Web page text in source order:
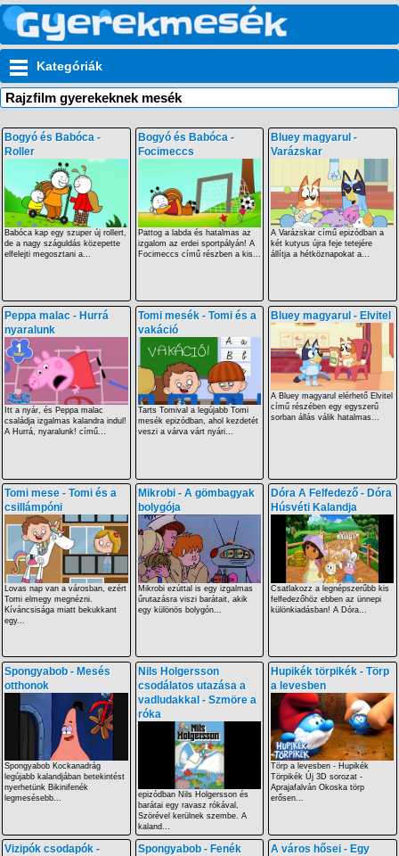
Kategóriák
Rajzfilm gyerekeknek mesék
Bogyó és Babóca -
Roller
Babóca kap egy szuper új rollert,
de a nagy száguldás közepette
elfelejti megosztani a...
Bogyó és Babóca -
Focimeccs
Pattog a labda és hatalmas az
izgalom az erdei sportpályán! A
Focimeccs című részben a kis...
Bluey magyarul -
Varázskar
A Varázskar című epizódban a
két kutyus újra feje tetejére
állítja a hétköznapokat a...
Peppa malac - Hurrá
nyaralunk
Itt a nyár, és Peppa malac
családja izgalmas kalandra indul!
A Hurrá, nyaralunk! című...
Tomi mesék - Tomi és a
vakáció
Tarts Tomival a legújabb Tomi
mesék epizódban, ahol kezdetét
veszi a várva várt nyári...
Bluey magyarul - Elvitel
A Bluey magyarul elérhető Elvitel
című részében egy egyszerű
sorban állás válik hatalmas...
Tomi mese - Tomi és a
csillámpóni
Lovas nap van a városban, ezért
Tomi elmegy megnézni.
Kíváncsisága miatt bekukkant
egy...
Mikrobi - A gömbagyak
bolygója
Mikrobi ezúttal is egy izgalmas
űrutazásra viszi barátait, akik
egy különös bolygón...
Dóra A Felfedező - Dóra
Húsvéti Kalandja
Csatlakozz a legnépszerűbb kis
felfedezőhöz ebben az ünnepi
különkiadásban! A Dóra...
Spongyabob - Mesés
otthonok
Spongyabob Kockanadrág
legújabb kalandjában betekintést
nyerhetünk Bikinifenék
legmesésebb...
Nils Holgersson
csodálatos utazása a
vadludakkal - Szmöre a
róka
epizódban Nils Holgersson és
barátai egy ravasz rókával,
Szörével kerülnek szembe. A
kaland...
Hupikék törpikék - Törp
a levesben
Törp a levesben - Hupikék
Törpikék Új 3D sorozat -
Aprajafalván Okoska törp
erősen...
Vizipók csodapók -
Spongyabob - Fenék
A város hősei - Egy